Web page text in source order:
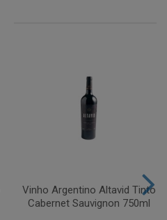
Vinho Argentino Altavid Tinto
Cabernet Sauvignon 750ml